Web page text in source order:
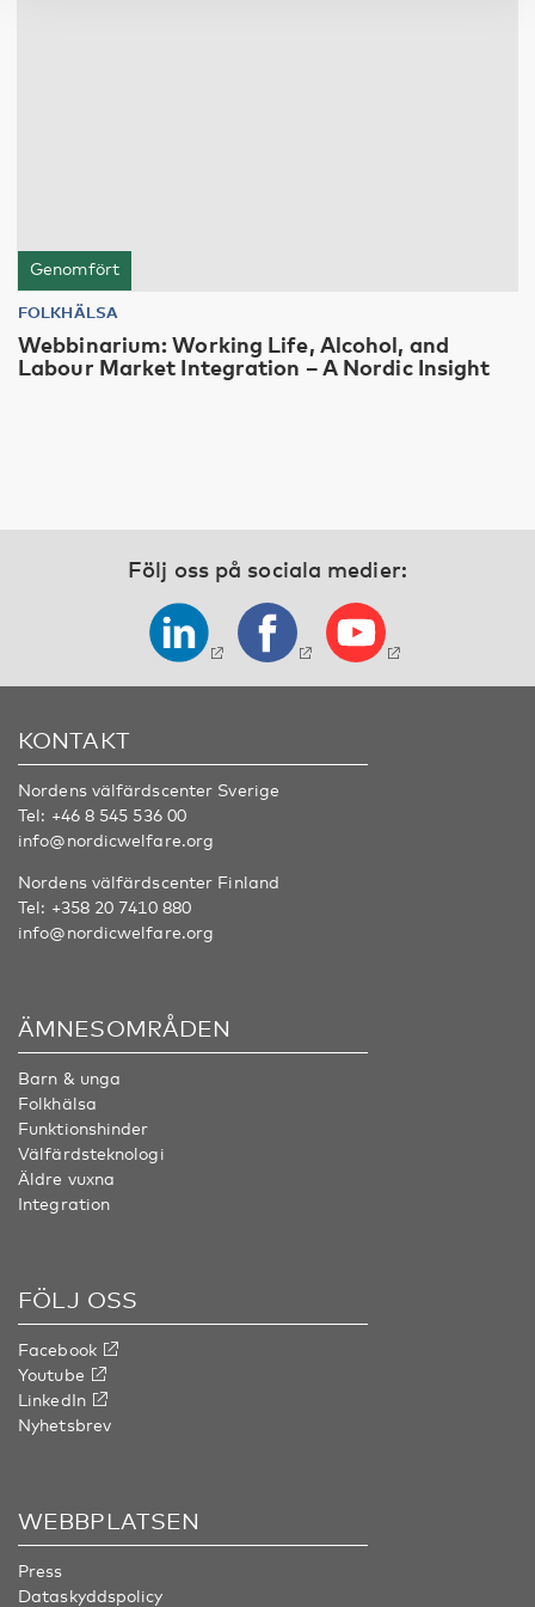
Genomfört
FOLKHÄLSA
Webbinarium: Working Life, Alcohol, and
Labour Market Integration – A Nordic Insight
Följ oss på sociala medier:
KONTAKT
Nordens välfärdscenter Sverige
Tel: +46 8 545 536 00
info@nordicwelfare.org
Nordens välfärdscenter Finland
Tel: +358 20 7410 880
info@nordicwelfare.org
ÄMNESOMRÅDEN
Barn & unga
Folkhälsa
Funktionshinder
Välfärdsteknologi
Äldre vuxna
Integration
FÖLJ OSS
Facebook
Youtube
LinkedIn
Nyhetsbrev
WEBBPLATSEN
Press
Dataskyddspolicy